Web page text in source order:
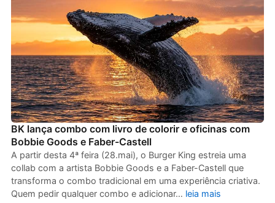
BK lança combo com livro de colorir e oficinas com
Bobbie Goods e Faber-Castell
A partir desta 4ª feira (28.mai), o Burger King estreia uma
collab com a artista Bobbie Goods e a Faber-Castell que
transforma o combo tradicional em uma experiência criativa.
Quem pedir qualquer combo e adicionar… leia mais